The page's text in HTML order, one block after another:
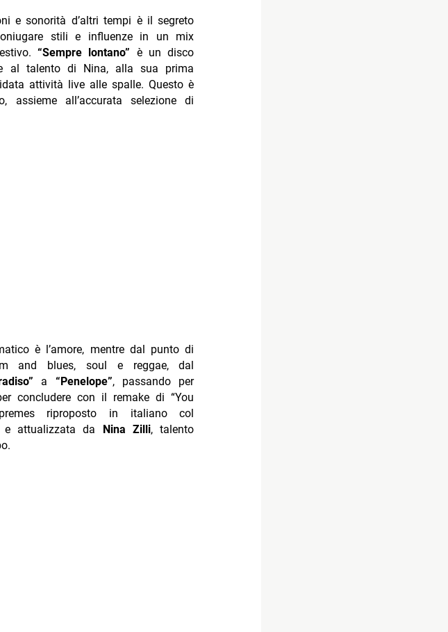
e sonorità d’altri tempi è il segreto
stili e influenze in un mix
“Sempre lontano” è un disco
al talento di Nina, alla sua prima
attività live alle spalle. Questo è
all’accurata selezione di
è l’amore, mentre dal punto di
and blues, soul e reggae, dal
a “Penelope”, passando per
concludere con il remake di “You
riproposto in italiano col
attualizzata da Nina Zilli, talento